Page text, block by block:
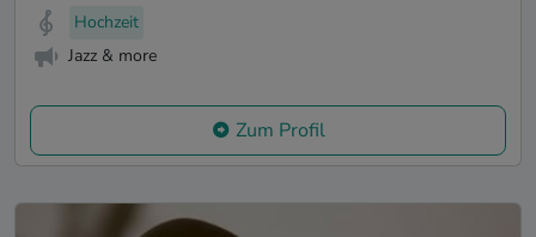
Hochzeit
Jazz & more
Zum Profil